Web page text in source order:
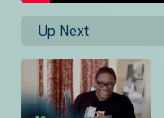
Up Next